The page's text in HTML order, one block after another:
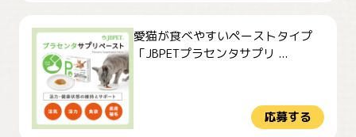
愛猫が食べやすいペーストタイプ
「JBPETプラセンタサプリ ...
応募する